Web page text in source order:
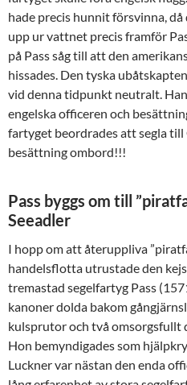
hade precis hunnit försvinna,
upp ur vattnet precis framför
på Pass såg till att den
hissades. Den tyska
vid denna tidpunkt neutralt.
engelska officeren och
fartyget beordrades att segla till
besättning ombord!!!
Pass byggs om till
Seeadler
I hopp om att återuppliva
handelsflotta utrustade den
tremastad segelfartyg Pass
kanoner dolda bakom
kulsprutor och två omsorgsfullt
Hon bemyndigades som
Luckner var nästan den enda